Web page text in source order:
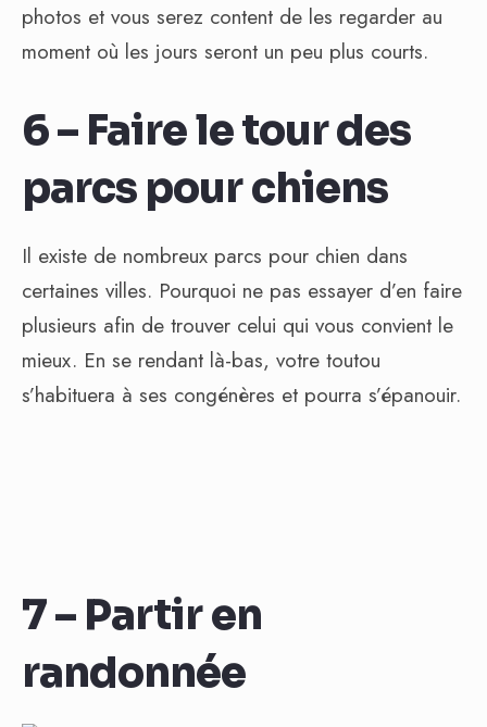
photos et vous serez content de les regarder au
moment où les jours seront un peu plus courts.
6 – Faire le tour des
parcs pour chiens
Il existe de nombreux parcs pour chien dans
certaines villes. Pourquoi ne pas essayer d’en faire
plusieurs afin de trouver celui qui vous convient le
mieux. En se rendant là-bas, votre toutou
s’habituera à ses congénères et pourra s’épanouir.
7 – Partir en
randonnée